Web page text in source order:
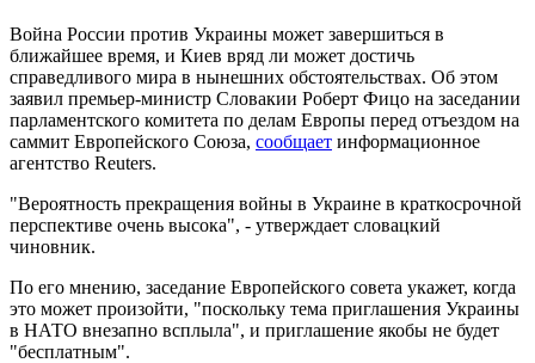
Война России против Украины может завершиться в
ближайшее время, и Киев вряд ли может достичь
справедливого мира в нынешних обстоятельствах. Об этом
заявил премьер-министр Словакии Роберт Фицо на заседании
парламентского комитета по делам Европы перед отъездом на
саммит Европейского Союза, сообщает информационное
агентство Reuters.
"Вероятность прекращения войны в Украине в краткосрочной
перспективе очень высока", - утверждает словацкий
чиновник.
По его мнению, заседание Европейского совета укажет, когда
это может произойти, "поскольку тема приглашения Украины
в НАТО внезапно всплыла", и приглашение якобы не будет
"бесплатным".